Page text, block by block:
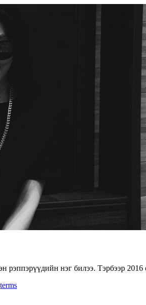
нэг билээ. Тэрбээр
terms